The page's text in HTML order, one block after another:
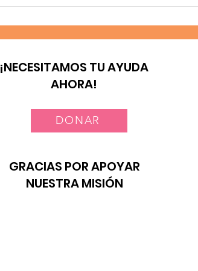
¡NECESITAMOS TU AYUDA
AHORA!
DONAR
GRACIAS POR APOYAR
NUESTRA MISIÓN